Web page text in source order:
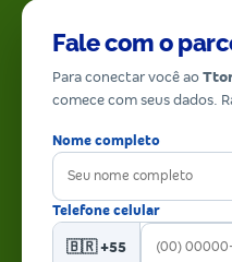
Fale com o
Para conectar você ao
comece com seus dados.
Nome completo
Telefone celular
🇧🇷 +55